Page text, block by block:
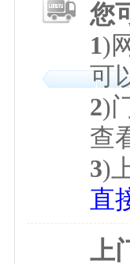
您
1)
可
2)
查
3)
直
上